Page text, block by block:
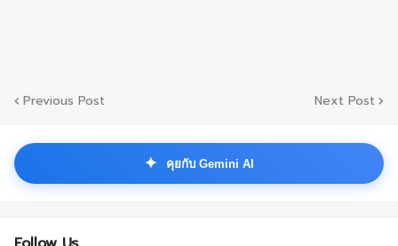
Previous Post Next Post
✦ คุยกับ Gemini AI